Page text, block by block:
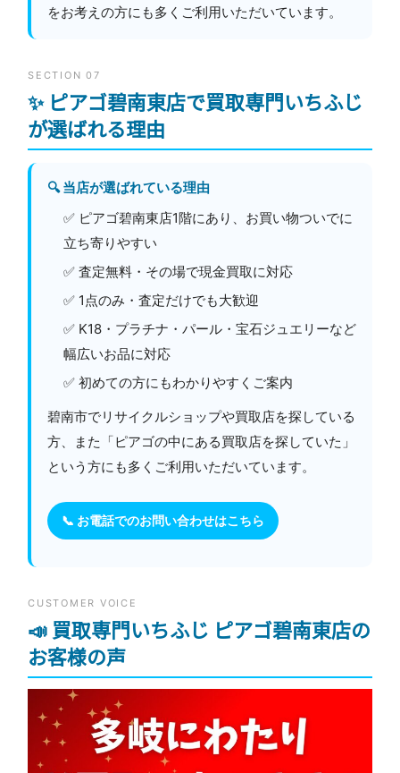
をお考えの方にも多くご利用いただいています。
SECTION 07
✨ ピアゴ碧南東店で買取専門いちふじ
が選ばれる理由
🔍 当店が選ばれている理由
✅ ピアゴ碧南東店1階にあり、お買い物ついでに
立ち寄りやすい
✅ 査定無料・その場で現金買取に対応
✅ 1点のみ・査定だけでも大歓迎
✅ K18・プラチナ・パール・宝石ジュエリーなど
幅広いお品に対応
✅ 初めての方にもわかりやすくご案内
碧南市でリサイクルショップや買取店を探している
方、また「ピアゴの中にある買取店を探していた」
という方にも多くご利用いただいています。
📞 お電話でのお問い合わせはこちら
CUSTOMER VOICE
📣 買取専門いちふじ ピアゴ碧南東店の
お客様の声